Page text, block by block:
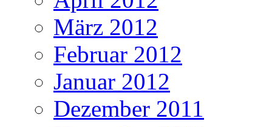
März 2012
Februar 2012
Januar 2012
Dezember 2011